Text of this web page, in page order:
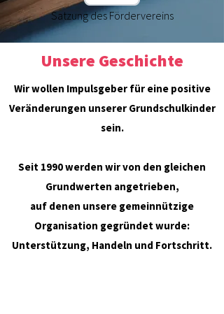
Satzung des Fördervereins
Unsere Geschichte
Wir wollen Impulsgeber für eine positive
Veränderungen unserer Grundschulkinder
sein.
Seit 1990 werden wir von den gleichen
Grundwerten angetrieben,
auf denen unsere gemeinnützige
Organisation gegründet wurde:
Unterstützung, Handeln und Fortschritt.